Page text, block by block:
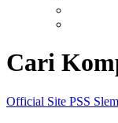
Cari
Official Site PSS